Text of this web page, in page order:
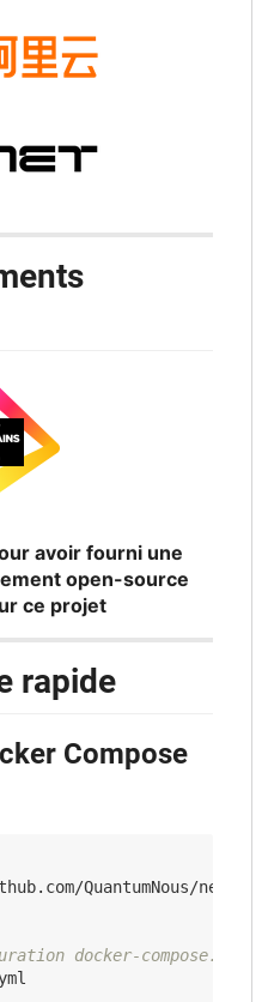
avoir fourni une
open-source
ce projet
rapide
Compose
docker-compose.yml